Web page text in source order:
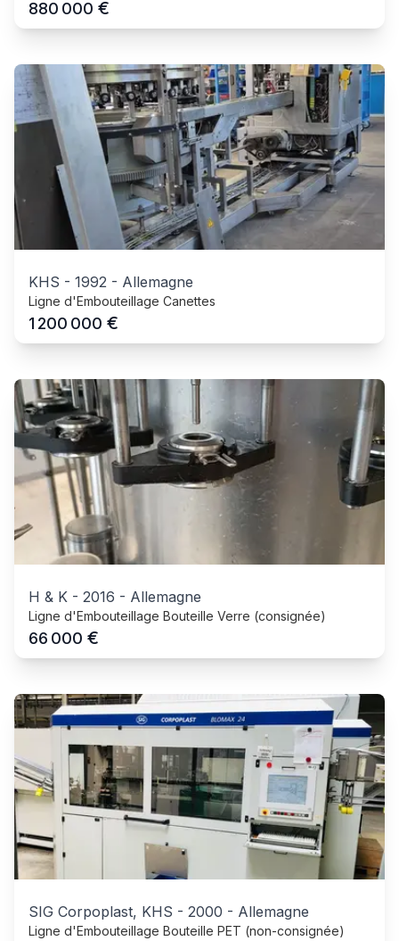
880 000 €
KHS - 1992 - Allemagne
Ligne d'Embouteillage Canettes
1 200 000 €
H & K - 2016 - Allemagne
Ligne d'Embouteillage Bouteille Verre (consignée)
66 000 €
SIG Corpoplast, KHS - 2000 - Allemagne
Ligne d'Embouteillage Bouteille PET (non-consignée)